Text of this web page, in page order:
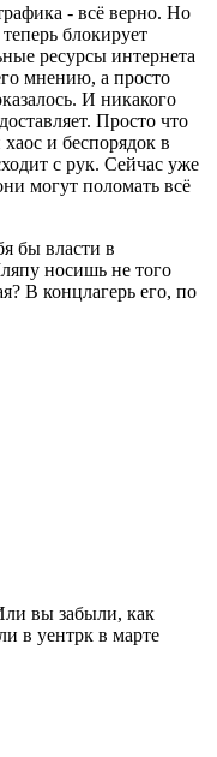
- всё верно. Но
блокирует
ресурсы интернета
мнению, а просто
И никакого
Просто что
и беспорядок в
с рук. Сейчас уже
могут поломать всё
бы власти в
носишь не того
В концлагерь его, по
вы забыли, как
в уентрк в марте